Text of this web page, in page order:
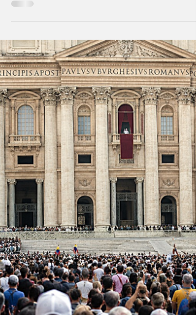
Es la decisión vital que enfrenta la
desde sus inicios: ahora la cooperación de
todos es condición para sobrevivir en el
21